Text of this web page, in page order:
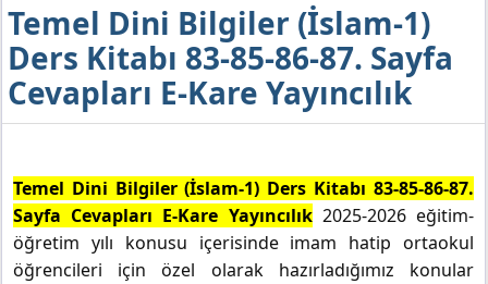
Temel Dini Bilgiler (İslam-1)
Ders Kitabı 83-85-86-87. Sayfa
Cevapları E-Kare Yayıncılık
Temel Dini Bilgiler (İslam-1) Ders Kitabı 83-85-86-87.
Sayfa Cevapları E-Kare Yayıncılık2025-2026 eğitim-
öğretim yılı konusu içerisinde imam hatip ortaokul
öğrencileri için özel olarak hazırladığımız konular